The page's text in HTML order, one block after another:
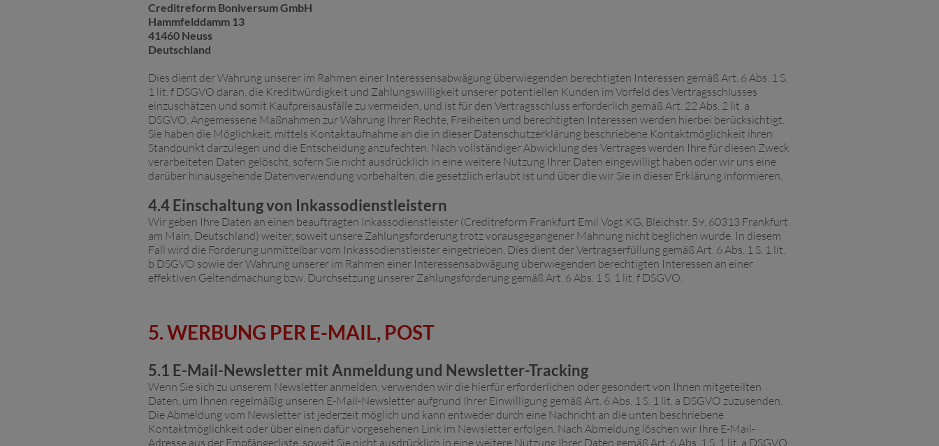
Creditreform Boniversum GmbH
Hammfelddamm 13
41460 Neuss
Deutschland
Dies dient der Wahrung unserer im Rahmen einer Interessensabwägung überwiegenden berechtigten Interessen gemäß Art. 6 Abs. 1 S.
1 lit. f DSGVO daran, die Kreditwürdigkeit und Zahlungswilligkeit unserer potentiellen Kunden im Vorfeld des Vertragsschlusses
einzuschätzen und somit Kaufpreisausfälle zu vermeiden, und ist für den Vertragsschluss erforderlich gemäß Art. 22 Abs. 2 lit. a
DSGVO. Angemessene Maßnahmen zur Wahrung Ihrer Rechte, Freiheiten und berechtigten Interessen werden hierbei berücksichtigt.
Sie haben die Möglichkeit, mittels Kontaktaufnahme an die in dieser Datenschutzerklärung beschriebene Kontaktmöglichkeit ihren
Standpunkt darzulegen und die Entscheidung anzufechten. Nach vollständiger Abwicklung des Vertrages werden Ihre für diesen Zweck
verarbeiteten Daten gelöscht, sofern Sie nicht ausdrücklich in eine weitere Nutzung Ihrer Daten eingewilligt haben oder wir uns eine
darüber hinausgehende Datenverwendung vorbehalten, die gesetzlich erlaubt ist und über die wir Sie in dieser Erklärung informieren.
4.4 Einschaltung von Inkassodienstleistern
Wir geben Ihre Daten an einen beauftragten Inkassodienstleister (Creditreform Frankfurt Emil Vogt KG, Bleichstr. 59, 60313 Frankfurt
am Main, Deutschland) weiter, soweit unsere Zahlungsforderung trotz vorausgegangener Mahnung nicht beglichen wurde. In diesem
Fall wird die Forderung unmittelbar vom Inkassodienstleister eingetrieben. Dies dient der Vertragserfüllung gemäß Art. 6 Abs. 1 S. 1 lit.
b DSGVO sowie der Wahrung unserer im Rahmen einer Interessensabwägung überwiegenden berechtigten Interessen an einer
effektiven Geltendmachung bzw. Durchsetzung unserer Zahlungsforderung gemäß Art. 6 Abs. 1 S. 1 lit. f DSGVO.
5. WERBUNG PER E-MAIL, POST
5.1 E-Mail-Newsletter mit Anmeldung und Newsletter-Tracking
Wenn Sie sich zu unserem Newsletter anmelden, verwenden wir die hierfür erforderlichen oder gesondert von Ihnen mitgeteilten
Daten, um Ihnen regelmäßig unseren E-Mail-Newsletter aufgrund Ihrer Einwilligung gemäß Art. 6 Abs. 1 S. 1 lit. a DSGVO zuzusenden.
Die Abmeldung vom Newsletter ist jederzeit möglich und kann entweder durch eine Nachricht an die unten beschriebene
Kontaktmöglichkeit oder über einen dafür vorgesehenen Link im Newsletter erfolgen. Nach Abmeldung löschen wir Ihre E-Mail-
Adresse aus der Empfängerliste, soweit Sie nicht ausdrücklich in eine weitere Nutzung Ihrer Daten gemäß Art. 6 Abs. 1 S. 1 lit. a DSGVO